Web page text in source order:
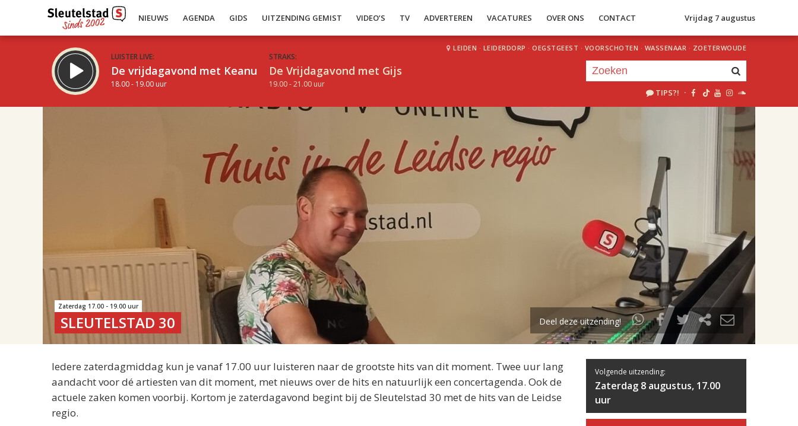
NIEUWS AGENDA GIDS UITZENDING GEMIST VIDEO’S TV ADVERTEREN VACATURES OVER ONS CONTACT Vrijdag 7 augustus
LUISTER LIVE:
De vrijdagavond met Keanu
18.00 - 19.00 uur
STRAKS:
De Vrijdagavond met Gijs
19.00 - 21.00 uur
LEIDEN · LEIDERDORP · OEGSTGEEST · VOORSCHOTEN · WASSENAAR · ZOETERWOUDE
TIPS?! ·
uur 1 van 2
Volgend uur
Zaterdag 17.00 - 19.00 uur
SLEUTELSTAD 30 Deel deze uitzending!
Iedere zaterdagmiddag kun je vanaf 17.00 uur luisteren naar de grootste hits van dit moment. Twee uur lang
aandacht voor dé artiesten van dit moment, met nieuws over de hits en natuurlijk een concertagenda. Ook de
actuele zaken komen voorbij. Kortom je zaterdagavond begint bij de Sleutelstad 30 met de hits van de Leidse
regio.
Volgende uitzending:
Zaterdag 8 augustus, 17.00
uur